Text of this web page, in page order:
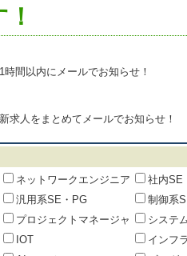
間以内にメールでお知らせ！
求人をまとめてメールでお知らせ！
ネットワークエンジニア
社内SE
汎用系SE・PG
制御系
プロジェクトマネージャ
システ
IOT
インフ